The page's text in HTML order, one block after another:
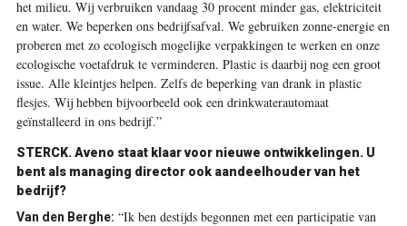
het milieu. Wij verbruiken vandaag 30 procent minder gas, elektriciteit
en water. We beperken ons bedrijfsafval. We gebruiken zonne-energie en
proberen met zo ecologisch mogelijke verpakkingen te werken en onze
ecologische voetafdruk te verminderen. Plastic is daarbij nog een groot
issue. Alle kleintjes helpen. Zelfs de ­beperking van drank in plastic
flesjes. Wij hebben bijvoorbeeld ook een drinkwaterautomaat
geïnstalleerd in ons bedrijf.”
STERCK. Aveno staat klaar voor nieuwe ontwikkelingen. U
bent als managing director ook aandeelhouder van het
bedrijf?
Van den Berghe: “Ik ben destijds begonnen met een participatie van